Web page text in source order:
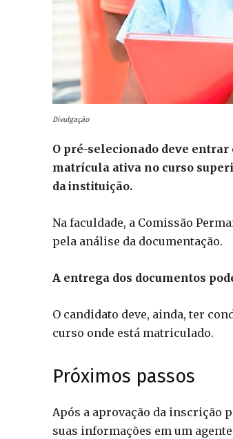
Divulgação
O pré-selecionado deve
matrícula ativa no curso
da instituição.
Na faculdade, a Comissão
pela análise da documentação.
A entrega dos documentos
O candidato deve, ainda, ter
curso onde está matriculado.
Próximos passos
Após a aprovação da inscrição
suas informações em um